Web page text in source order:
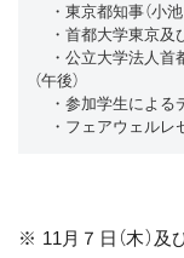
・東京都知事（小
・首都大学東京及
・公立大学法
（午後）
・参加学生による
・フェアウェルレ
※ 11月７日（木）及